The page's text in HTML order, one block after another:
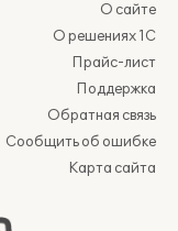
О сайте
О решениях 1С
Прайс-лист
Поддержка
Обратная связь
Сообщить об ошибке
Карта сайта